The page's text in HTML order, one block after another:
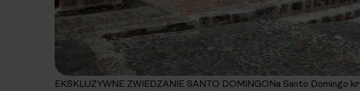
EKSKLUZYWNE ZWIEDZANIE SANTO DOMINGONa Santo Domingo